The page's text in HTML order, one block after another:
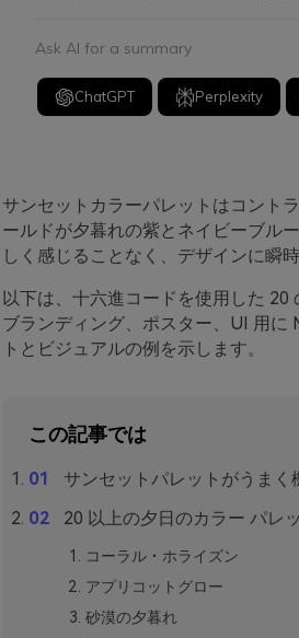
Ask AI for a summary
ChatGPT Perplexity
サンセットカラーパレットはコント
ールドが夕暮れの紫とネイビーブル
しく感じることなく、デザインに瞬
以下は、十六進コードを使用した 20
ブランディング、ポスター、UI 用に
トとビジュアルの例を示します。
この記事では
サンセットパレットがうまく
20 以上の夕日のカラー パレ
コーラル・ホライズン
アプリコットグロー
砂漠の夕暮れ